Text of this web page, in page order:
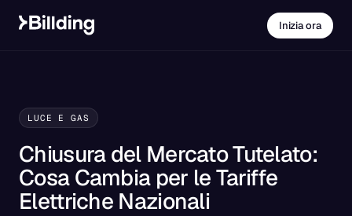
Inizia ora
LUCE E GAS
Chiusura del Mercato Tutelato:
Cosa Cambia per le Tariffe
Elettriche Nazionali